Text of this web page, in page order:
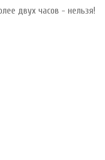
двух часов - нельзя!